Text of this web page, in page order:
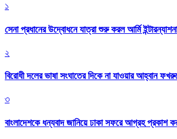
১
সেনা প্রধানের উদ্বোধনে যাত্রা শুরু করল আর্মি
২
বিরোধী দলের ভাষা সংঘাতের দিকে না যাওয়ার আহ্বান
৩
বাংলাদেশকে ধন্যবাদ জানিয়ে ঢাকা সফরে আগ্রহ প্রকাশ